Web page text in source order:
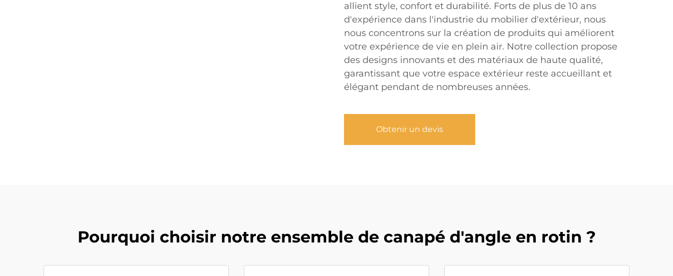
allient style, confort et durabilité. Forts de plus de 10 ans
d'expérience dans l'industrie du mobilier d'extérieur, nous
nous concentrons sur la création de produits qui améliorent
votre expérience de vie en plein air. Notre collection propose
des designs innovants et des matériaux de haute qualité,
garantissant que votre espace extérieur reste accueillant et
élégant pendant de nombreuses années.
Obtenir un devis
Pourquoi choisir notre ensemble de canapé d'angle en rotin ?